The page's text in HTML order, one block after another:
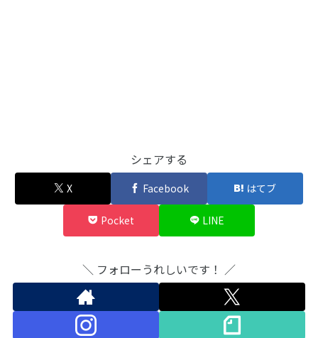
シェアする
X Facebook はてブ
Pocket LINE
＼ フォローうれしいです！ ／